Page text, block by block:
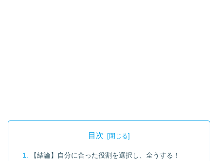
目次
【結論】自分に合った役割を選択し、全うする！